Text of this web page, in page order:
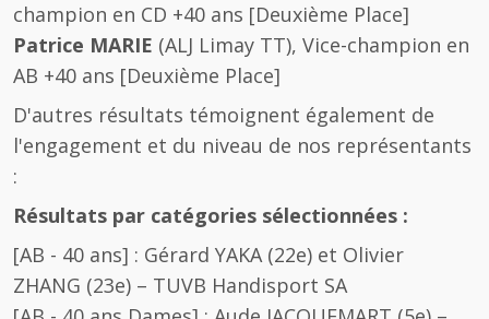
champion en CD +40 ans [Deuxième Place]
Patrice MARIE (ALJ Limay TT), Vice-champion en
AB +40 ans [Deuxième Place]
D'autres résultats témoignent également de
l'engagement et du niveau de nos représentants
:
Résultats par catégories sélectionnées :
[AB - 40 ans] : Gérard YAKA (22e) et Olivier
ZHANG (23e) – TUVB Handisport SA